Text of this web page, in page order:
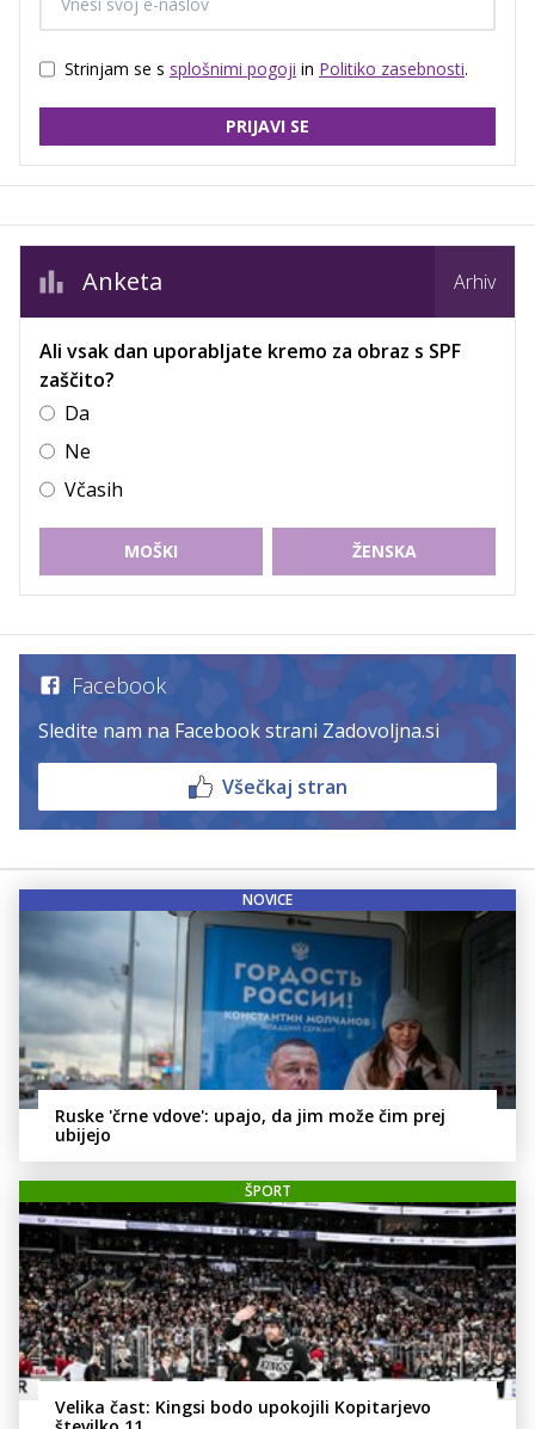
Strinjam se s splošnimi pogoji in Politiko zasebnosti.
PRIJAVI SE
Anketa Arhiv
Ali vsak dan uporabljate kremo za obraz s SPF
zaščito?
Da
Ne
Včasih
MOŠKI ŽENSKA
Facebook
Sledite nam na Facebook strani Zadovoljna.si
Všečkaj stran
NOVICE
Ruske 'črne vdove': upajo, da jim može čim prej
ubijejo
ŠPORT
Velika čast: Kingsi bodo upokojili Kopitarjevo